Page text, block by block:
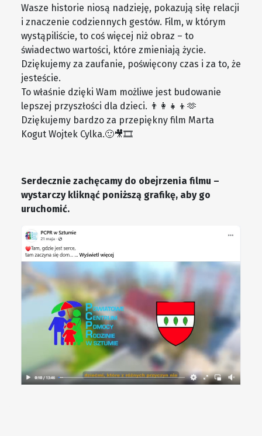
Wasze historie niosą nadzieję, pokazują siłę relacji
i znaczenie codziennych gestów. Film, w którym
wystąpiliście, to coś więcej niż obraz – to
świadectwo wartości, które zmieniają życie.
Dziękujemy za zaufanie, poświęcony czas i za to, że
jesteście.
To właśnie dzięki Wam możliwe jest budowanie
lepszej przyszłości dla dzieci. 👨‍👩‍👧‍👦🫶
Dziękujemy bardzo za przepiękny film Marta
Kogut Wojtek Cylka.🙂🎥🎞
Serdecznie zachęcamy do obejrzenia filmu –
wystarczy kliknąć poniższą grafikę, aby go
uruchomić.